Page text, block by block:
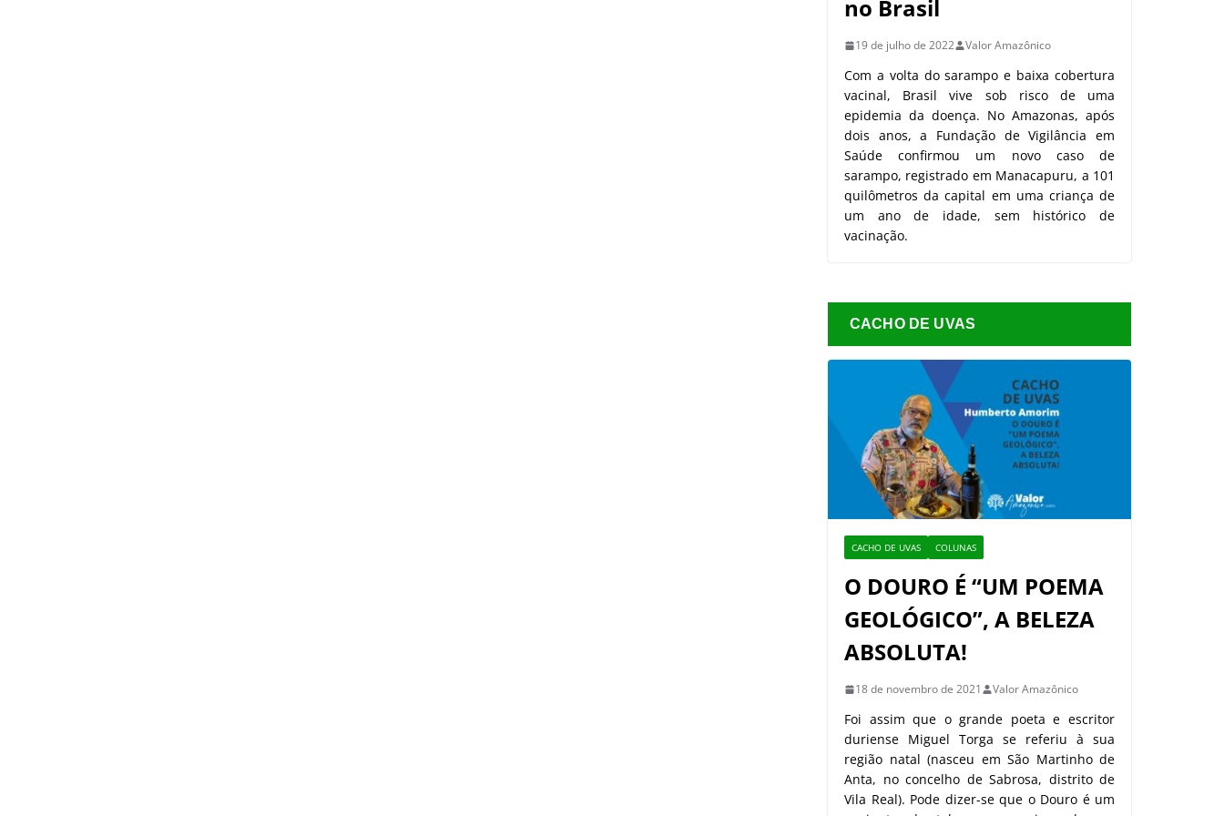
no Brasil
19 de julho de 2022 Valor Amazônico
Com a volta do sarampo e baixa cobertura
vacinal, Brasil vive sob risco de uma
epidemia da doença. No Amazonas, após
dois anos, a Fundação de Vigilância em
Saúde confirmou um novo caso de
sarampo, registrado em Manacapuru, a 101
quilômetros da capital em uma criança de
um ano de idade, sem histórico de
vacinação.
CACHO DE UVAS
CACHO DE UVAS COLUNAS
O DOURO É “UM POEMA
GEOLÓGICO”, A BELEZA
ABSOLUTA!
18 de novembro de 2021 Valor Amazônico
Foi assim que o grande poeta e escritor
duriense Miguel Torga se referiu à sua
região natal (nasceu em São Martinho de
Anta, no concelho de Sabrosa, distrito de
Vila Real). Pode dizer-se que o Douro é um